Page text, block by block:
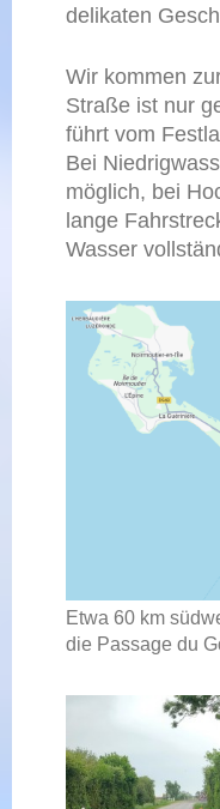
delikaten
Wir kommen
Straße ist nur
führt vom
Bei
möglich, bei
lange
Wasser
Etwa 60 km
die Passage du